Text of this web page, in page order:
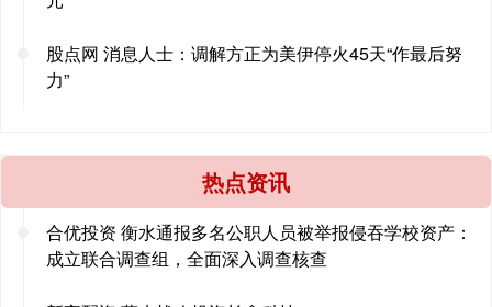
股点网 消息人士：调解方正为美伊停火45天“作最后努
力”
热点资讯
合优投资 衡水通报多名公职人员被举报侵吞学校资产：
成立联合调查组，全面深入调查核查